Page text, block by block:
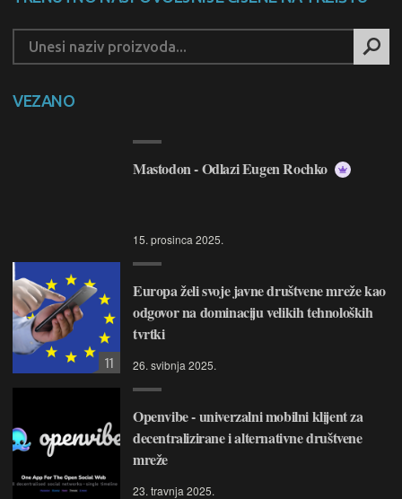
VEZANO
Mastodon - Odlazi Eugen Rochko
15. prosinca 2025.
Europa želi svoje javne društvene mreže kao
odgovor na dominaciju velikih tehnoloških
tvrtki
26. svibnja 2025.
11
Openvibe - univerzalni mobilni klijent za
decentralizirane i alternativne društvene
mreže
23. travnja 2025.